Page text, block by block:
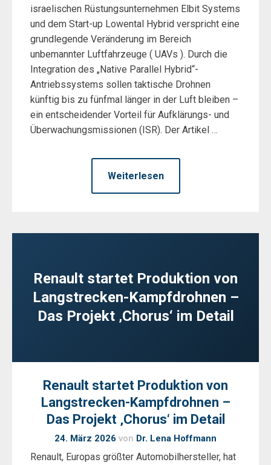
israelischen Rüstungsunternehmen Elbit Systems
und dem Start-up Lowental Hybrid verspricht eine
grundlegende Veränderung im Bereich
unbemannter Luftfahrzeuge ( UAVs ). Durch die
Integration des „Native Parallel Hybrid“-
Antriebssystems sollen taktische Drohnen
künftig bis zu fünfmal länger in der Luft bleiben –
ein entscheidender Vorteil für Aufklärungs- und
Überwachungsmissionen (ISR). Der Artikel …
Weiterlesen
Renault startet Produktion von
Langstrecken-Kampfdrohnen –
Das Projekt ‚Chorus‘ im Detail
Renault startet Produktion von
Langstrecken-Kampfdrohnen –
Das Projekt ‚Chorus‘ im Detail
24. März 2026 von Dr. Lena Hoffmann
Renault, Europas größter Automobilhersteller, hat